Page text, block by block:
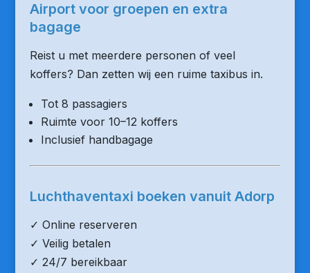
Airport voor groepen en extra
bagage
Reist u met meerdere personen of veel
koffers? Dan zetten wij een ruime taxibus in.
Tot 8 passagiers
Ruimte voor 10–12 koffers
Inclusief handbagage
Luchthaventaxi boeken vanuit Adorp
✓ Online reserveren
✓ Veilig betalen
✓ 24/7 bereikbaar